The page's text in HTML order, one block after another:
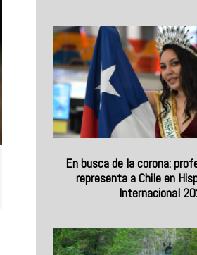
En busca de la corona:
representa a Chile en
Internacional